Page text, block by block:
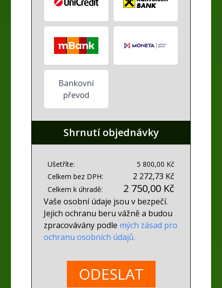
Bankovní
převod
Shrnutí objednávky
Ušetříte:
5 800,00 Kč
Celkem bez DPH:
2 272,73 Kč
Celkem k úhradě: 2 750,00 Kč
Vaše osobní údaje jsou v bezpečí.
Jejich ochranu beru vážně a budou
zpracovávány podle mých zásad pro
ochranu osobních údajů.
ODESLAT